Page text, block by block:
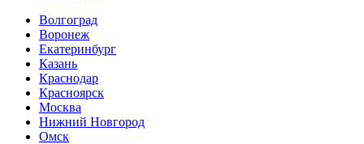
Волгоград
Воронеж
Екатеринбург
Казань
Краснодар
Красноярск
Москва
Нижний Новгород
Омск